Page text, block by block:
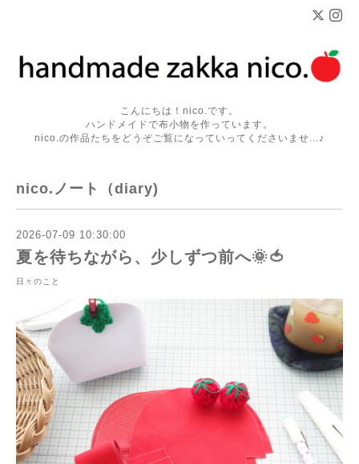
こんにちは！nico.です。
ハンドメイドで布小物を作っています。
nico.の作品たちをどうぞご覧になっていってくださいませ...♪
nico.ノート（diary)
2026-07-09 10:30:00
夏を待ちながら、少しずつ前へ🌞🍅
日々のこと